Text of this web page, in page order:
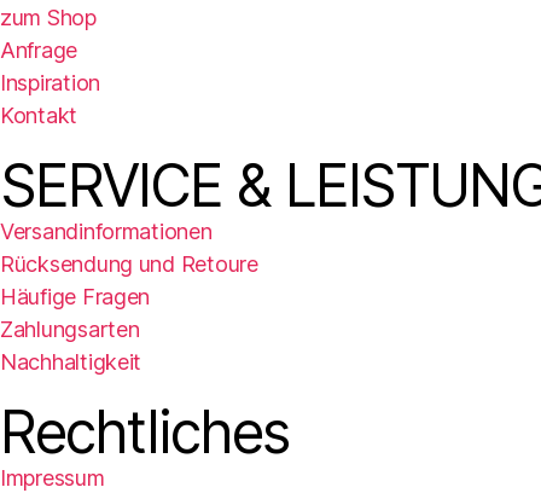
zum Shop
Anfrage
Inspiration
Kontakt
SERVICE &
Versandinformationen
Rücksendung und Retoure
Häufige Fragen
Zahlungsarten
Nachhaltigkeit
Rechtliches
Impressum